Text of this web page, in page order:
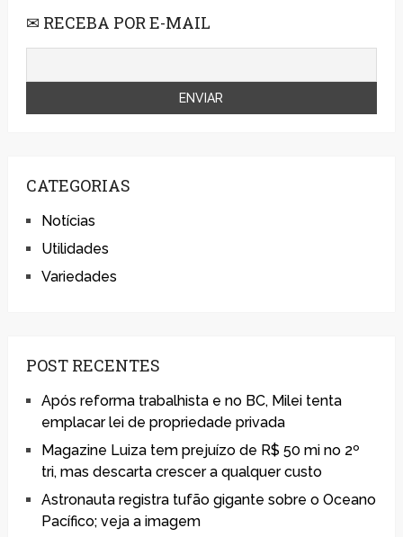
✉ RECEBA POR E-MAIL
CATEGORIAS
Notícias
Utilidades
Variedades
POST RECENTES
Após reforma trabalhista e no BC, Milei tenta
emplacar lei de propriedade privada
Magazine Luiza tem prejuízo de R$ 50 mi no 2º
tri, mas descarta crescer a qualquer custo
Astronauta registra tufão gigante sobre o Oceano
Pacífico; veja a imagem